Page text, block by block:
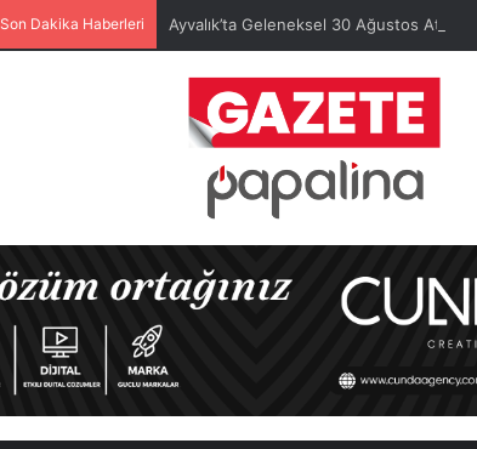
Son Dakika Haberleri